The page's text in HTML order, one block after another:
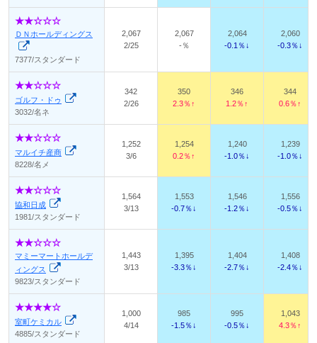
ＤＮホールディングス
7377/スタンダード
2,067
2/25
2,067
-％
2,064
-0.1％↓
2,060
-0.3％↓
ゴルフ・ドゥ
3032/名ネ
342
2/26
350
2.3％↑
346
1.2％↑
344
0.6％↑
マルイチ産商
8228/名メ
1,252
3/6
1,254
0.2％↑
1,240
-1.0％↓
1,239
-1.0％↓
協和日成
1981/スタンダード
1,564
3/13
1,553
-0.7％↓
1,546
-1.2％↓
1,556
-0.5％↓
マミーマートホールデ
ィングス
9823/スタンダード
1,443
3/13
1,395
-3.3％↓
1,404
-2.7％↓
1,408
-2.4％↓
室町ケミカル
4885/スタンダード
1,000
4/14
985
-1.5％↓
995
-0.5％↓
1,043
4.3％↑